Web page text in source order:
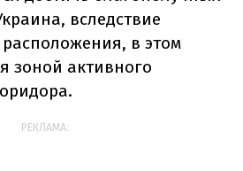
вследствие
в этом
зоной активного
РЕКЛАМА: